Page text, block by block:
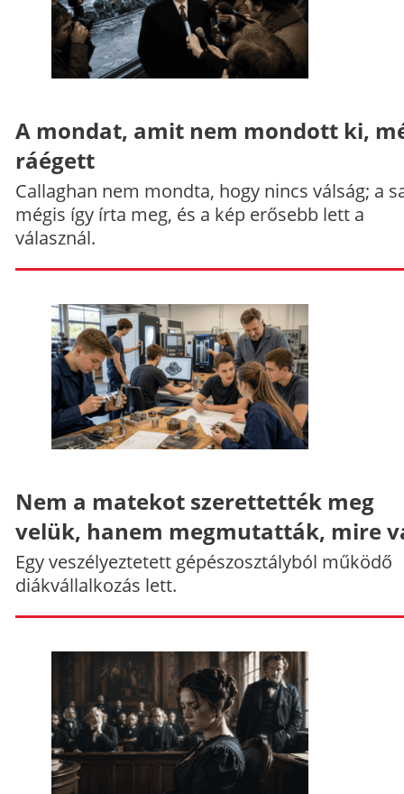
A mondat, amit nem mondott ki,
ráégett
Callaghan nem mondta, hogy nincs válság; a
mégis így írta meg, és a kép erősebb lett a
válasznál.
Nem a matekot szerettették meg
velük, hanem megmutatták, mire
Egy veszélyeztetett gépészosztályból működő
diákvállalkozás lett.